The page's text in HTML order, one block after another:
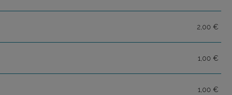
2,00 €
1,00 €
1,00 €